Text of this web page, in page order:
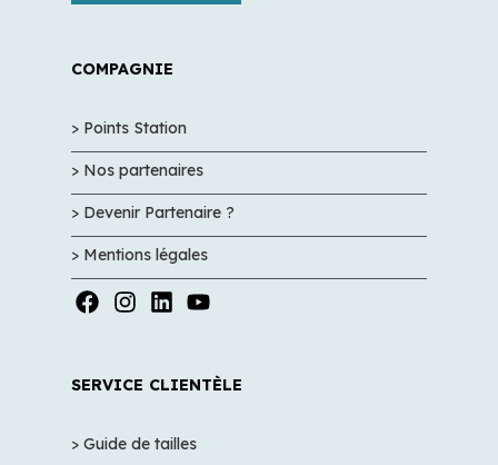
COMPAGNIE
> Points Station
> Nos partenaires
> Devenir Partenaire ?
> Mentions légales
SERVICE CLIENTÈLE
> Guide de tailles